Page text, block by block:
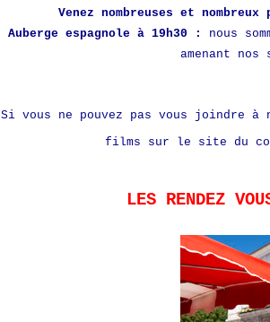
Venez nombreuses et
Auberge espagnole à 19h30 :
nous
amenant
Si vous ne pouvez pas vous joindre
films sur le site du
LES RENDEZ